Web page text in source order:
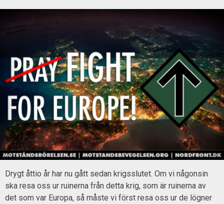
Drygt åttio år har nu gått sedan krigsslutet. Om vi någonsin
ska resa oss ur ruinerna från detta krig, som är ruinerna av
det som var Europa, så måste vi först resa oss ur de lögner